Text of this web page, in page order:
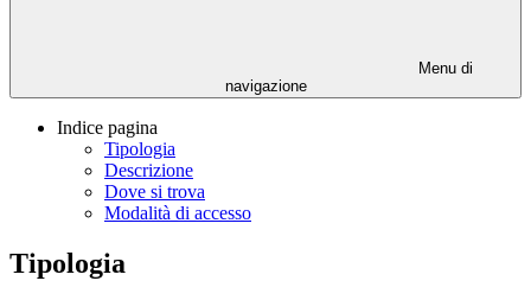
Menu di
navigazione
Indice pagina
Tipologia
Descrizione
Dove si trova
Modalità di accesso
Tipologia